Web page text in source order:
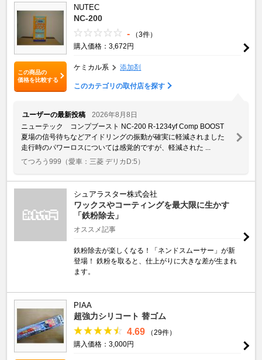
この商品の
価格を比較する
NUTEC
NC-200
-
（3件）
購入価格：3,672円
ケミカル系 添加剤
このカテゴリの取付店を探す
ユーザーの最新投稿
2026年8月8日
ニューテック コンプブースト NC-200 R-1234yf Comp BOOST
夏場の信号待ちなどアイドリングの振動が確実に軽減されました
走行時のパワーロスについては感覚的ですが、軽減された ...
てつろう999 （愛車：三菱 デリカD:5）
シュアラスター株式会社
ワックスやコーティングを最大限に生かす
「鉄粉除去」
オススメ記事
鉄粉除去が楽しくなる！「ネンドスムーサー」が新
登場！ 鉄粉を取ると、仕上がりに大きな差が生まれ
ます。
PIAA
超強力シリコート 替ゴム
4.69
（29件）
購入価格：3,000円